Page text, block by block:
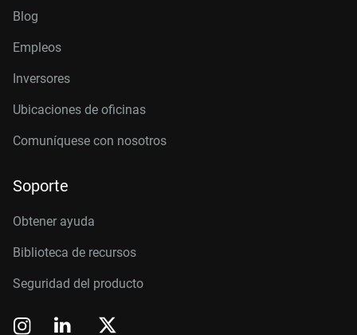
Blog
Empleos
Inversores
Ubicaciones de oficinas
Comuníquese con nosotros
Soporte
Obtener ayuda
Biblioteca de recursos
Seguridad del producto